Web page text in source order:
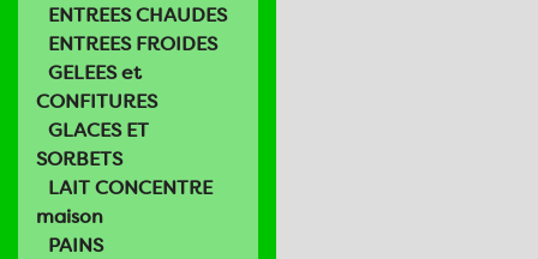
ENTREES CHAUDES
ENTREES FROIDES
GELEES et
CONFITURES
GLACES ET
SORBETS
LAIT CONCENTRE
maison
PAINS